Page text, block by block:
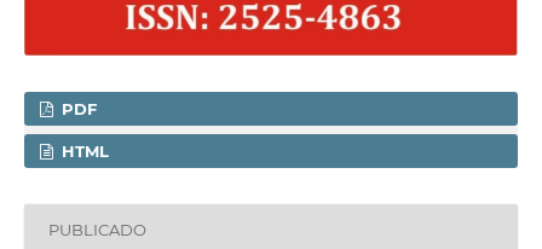
PDF
HTML
PUBLICADO